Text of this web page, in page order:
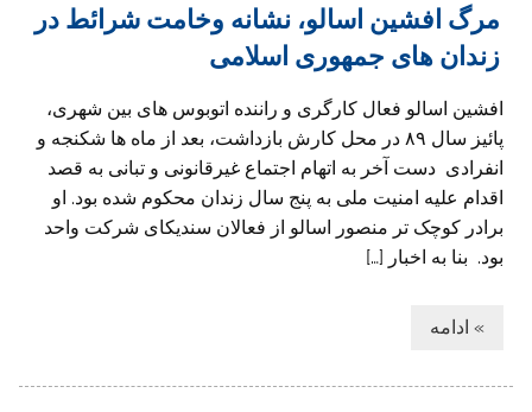
مرگ افشین اسالو، نشانه وخامت شرائط در
زندان های جمهوری اسلامی
افشین اسالو فعال کارگری و راننده اتوبوس های بین شهری،
پائیز سال ۸۹ در محل کارش بازداشت، بعد از ماه ها شکنجه و
انفرادی دست آخر به اتهام اجتماع غیرقانونی و تبانی به قصد
اقدام علیه امنیت ملی به پنج سال زندان محکوم شده بود. او
برادر کوچک تر منصور اسالو از فعالان سندیکای شرکت واحد
بود. بنا به اخبار […]
» ادامه